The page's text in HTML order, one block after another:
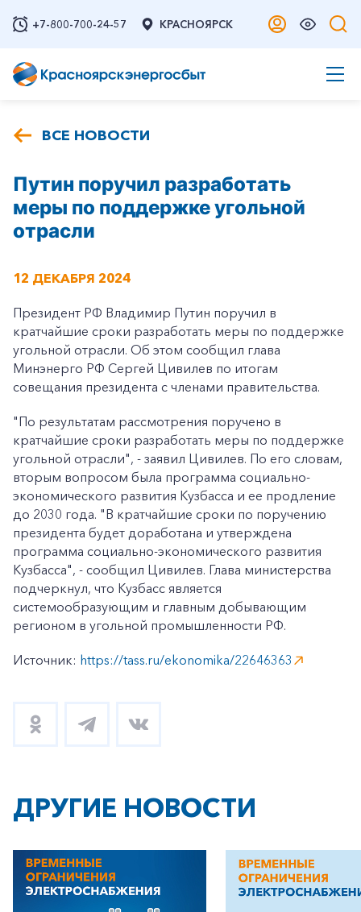
+7-800-700-24-57 КРАСНОЯРСК
ВСЕ НОВОСТИ
Путин поручил разработать
меры по поддержке угольной
отрасли
12 ДЕКАБРЯ 2024
Президент РФ Владимир Путин поручил в
кратчайшие сроки разработать меры по поддержке
угольной отрасли. Об этом сообщил глава
Минэнерго РФ Сергей Цивилев по итогам
совещания президента с членами правительства.
"По результатам рассмотрения поручено в
кратчайшие сроки разработать меры по поддержке
угольной отрасли", - заявил Цивилев. По его словам,
вторым вопросом была программа социально-
экономического развития Кузбасса и ее продление
до 2030 года. "В кратчайшие сроки по поручению
президента будет доработана и утверждена
программа социально-экономического развития
Кузбасса", - сообщил Цивилев. Глава министерства
подчеркнул, что Кузбасс является
системообразующим и главным добывающим
регионом в угольной промышленности РФ.
Источник: https://tass.ru/ekonomika/22646363
ДРУГИЕ НОВОСТИ